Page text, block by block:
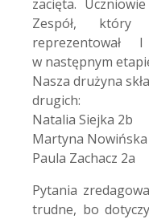
zacięta.
Zespół, który
reprezentował I
w następnym
Nasza drużyna
drugich:
Natalia Siejka 2b
Martyna Nowińska
Paula Zachacz 2a
Pytania
trudne, bo